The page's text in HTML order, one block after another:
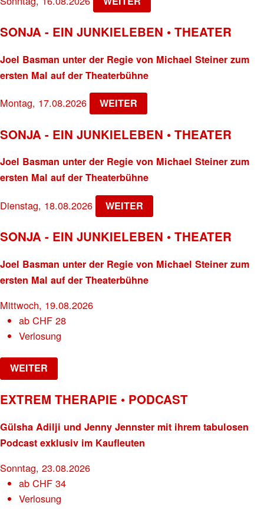
SONJA - EIN JUNKIELEBEN • THEATER
Joel Basman unter der Regie von Michael Steiner zum
ersten Mal auf der Theaterbühne
Montag, 17.08.2026 WEITER
SONJA - EIN JUNKIELEBEN • THEATER
Joel Basman unter der Regie von Michael Steiner zum
ersten Mal auf der Theaterbühne
Dienstag, 18.08.2026 WEITER
SONJA - EIN JUNKIELEBEN • THEATER
Joel Basman unter der Regie von Michael Steiner zum
ersten Mal auf der Theaterbühne
Mittwoch, 19.08.2026
abCHF 28
Verlosung
WEITER
EXTREM THERAPIE • PODCAST
Gülsha Adilji und Jenny Jennster mit ihrem tabulosen
Podcast exklusiv im Kaufleuten
Sonntag, 23.08.2026
abCHF 34
Verlosung